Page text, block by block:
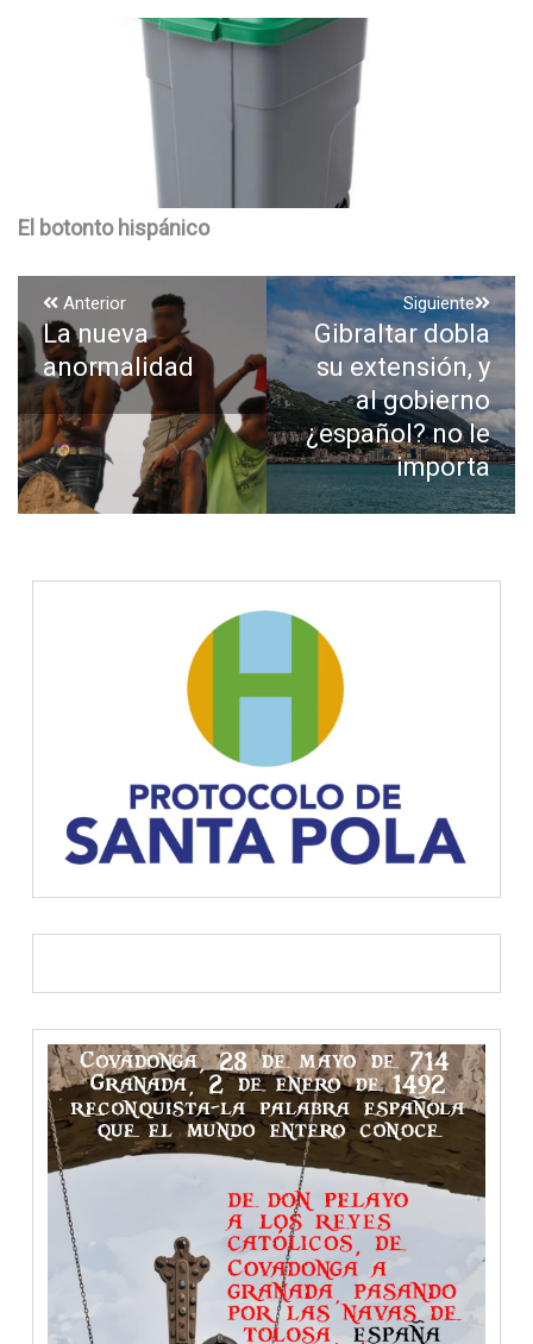
El botonto hispánico
Navegación
de
entradas
Anterior
Entrada
anterior:
La nueva
anormalidad
Siguiente
Entrada
siguiente:
Gibraltar dobla
su extensión, y
al gobierno
¿español? no le
importa